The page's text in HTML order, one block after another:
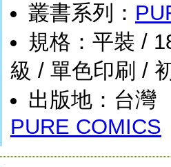
叢書系列：
規格：平裝 /
級 / 單色印刷 /
出版地：台灣
PURE COMICS